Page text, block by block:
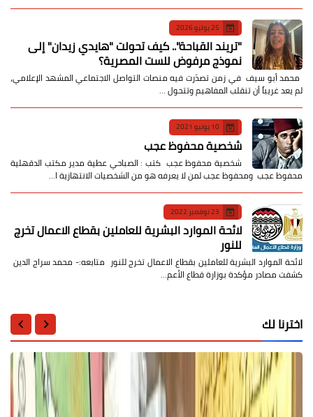
25 يوليو 2026
​"تريند القباحة".. كيف تحولت "هايدي زيدان" إلى
نموذج مرفوض للست المصرية؟
​ محمد أبو سيف ​في زمن تصدّرت فيه منصات التواصل الاجتماعي المشهد الإعلامي،
لم يعد غريباً أن تنقلب المفاهيم وتتحول …
10 يونيو 2021
شخصية محفوظ عجب
شخصية محفوظ عجب كتب : الصباحي عطية مدير مكتب الدقهلية
محفوظ عجب ومحفوظ عجب لمن لا يعرفه هو من الشخصيات الانتهازية ا…
23 نوفمبر 2022
لائحة الموارد البشرية للعاملين بقطاع الاعمال تخرج
للنور
لائحة الموارد البشرية للعاملين بقطاع الاعمال تخرج للنور متابعه:- محمد سراج الدين
كشفت مصادر مؤكدة بوزارة قطاع الأعم…
اخترنا لك